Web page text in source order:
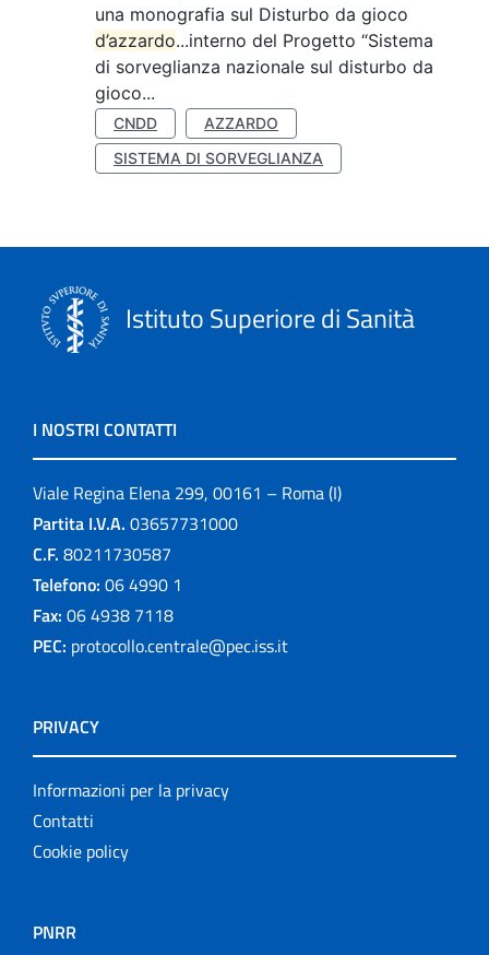
una monografia sul Disturbo da gioco
d’azzardo...interno del Progetto “Sistema
di sorveglianza nazionale sul disturbo da
gioco...
CNDD
AZZARDO
SISTEMA DI SORVEGLIANZA
Istituto Superiore di Sanità
I NOSTRI CONTATTI
Viale Regina Elena 299, 00161 – Roma (I)
Partita I.V.A. 03657731000
C.F. 80211730587
Telefono: 06 4990 1
Fax: 06 4938 7118
PEC: protocollo.centrale@pec.iss.it
PRIVACY
Informazioni per la privacy
Contatti
Cookie policy
PNRR